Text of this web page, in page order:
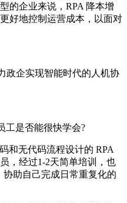
的企业来说，RPA 降本增
好地控制运营成本，以面对
工是否能很快学会?
和无代码流程设计的 RPA
，经过1-2天简单培训，也
协助自己完成日常重复化的